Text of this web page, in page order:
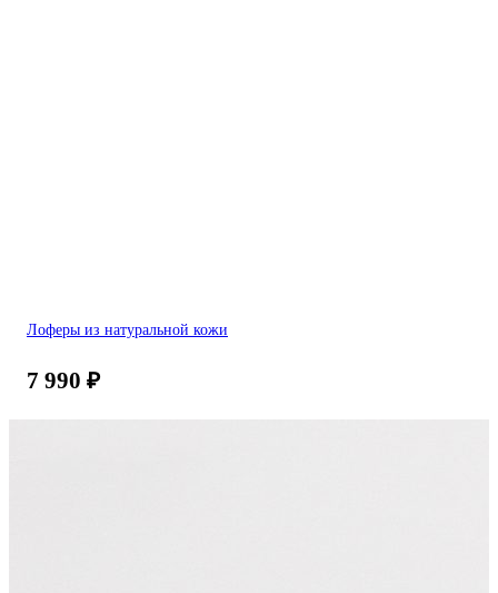
Лоферы из натуральной кожи
7 990 ₽